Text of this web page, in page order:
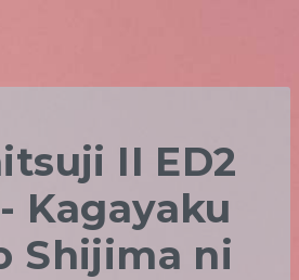
II ED2
Kagayaku
Shijima ni